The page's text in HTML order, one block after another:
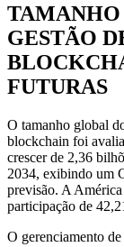
TAMANHO
GESTÃO
FUTURAS
O tamanho global
blockchain foi
crescer de 2,36
2034, exibindo um
previsão. A
participação de
O gerenciamento